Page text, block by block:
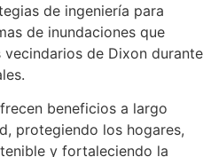
de ingeniería para
de inundaciones que
de Dixon durante
beneficios a largo
protegiendo los hogares,
y fortaleciendo la